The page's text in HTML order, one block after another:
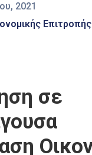
2021
Επιτροπής
σε